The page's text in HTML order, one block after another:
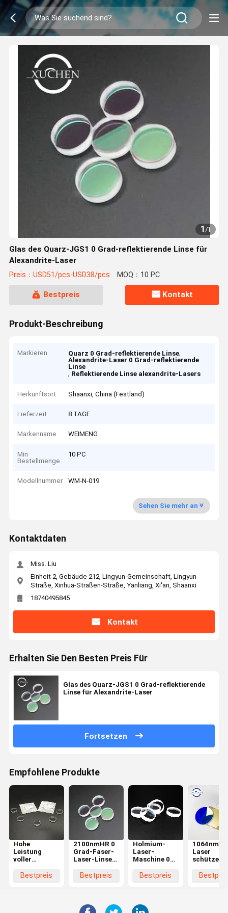
1/1
Glas des Quarz-JGS1 0 Grad-reflektierende Linse für
Alexandrite-Laser
Preis：USD51/pcs-USD38/pcs MOQ：10 PC
Bestpreis Kontakt
Produkt-Beschreibung
Markieren Quarz 0 Grad-reflektierende Linse,
Alexandrite-Laser 0 Grad-reflektierende
Linse
, Reflektierende Linse alexandrite-Lasers
Herkunftsort Shaanxi, China (Festland)
Lieferzeit 8 TAGE
Markenname WEIMENG
Min
Bestellmenge
10 PC
Modellnummer WM-N-019
Sehen Sie mehr an
Kontaktdaten
Miss. Liu
Einheit 2, Gebäude 212, Lingyun-Gemeinschaft, Lingyun-
Straße, Xinhua-Straßen-Straße, Yanliang, Xi'an, Shaanxi
18740495845
Kontakt
Erhalten Sie Den Besten Preis Für
Glas des Quarz-JGS1 0 Grad-reflektierende
Linse für Alexandrite-Laser
Fortsetzen
Empfohlene Produkte
Hohe
Leistung
voller
Spiegel der 0
Bestpreis
2100nmHR 0
Grad-Faser-
Laser-Linse
Laser-
Bestpreis
Holmium-
Laser-
Maschine 0
reflektierende
polierte
Bestpreis
1064nmHR
Laser
Faser-